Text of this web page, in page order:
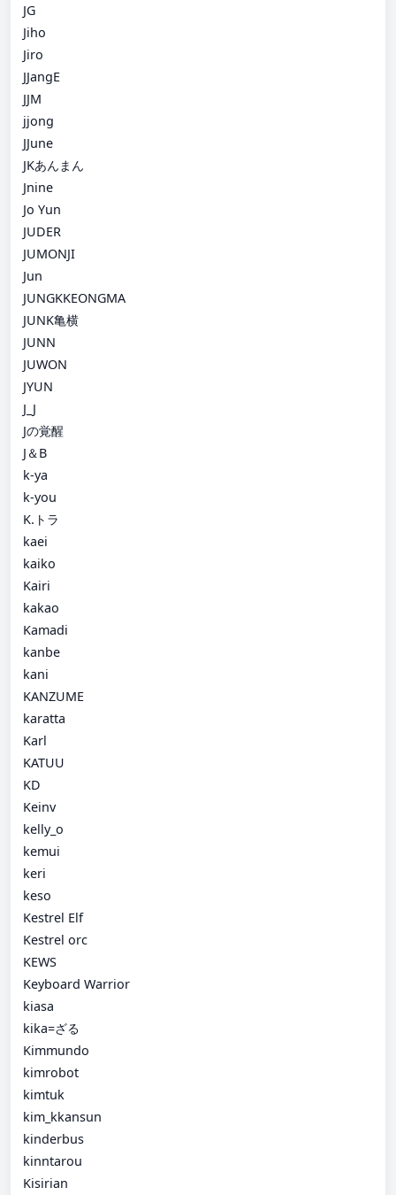
JG
Jiho
Jiro
JJangE
JJM
jjong
JJune
JKあんまん
Jnine
Jo Yun
JUDER
JUMONJI
Jun
JUNGKKEONGMA
JUNK亀横
JUNN
JUWON
JYUN
J_J
Jの覚醒
J＆B
k-ya
k-you
K.トラ
kaei
kaiko
Kairi
kakao
Kamadi
kanbe
kani
KANZUME
karatta
Karl
KATUU
KD
Keinv
kelly_o
kemui
keri
keso
Kestrel Elf
Kestrel orc
KEWS
Keyboard Warrior
kiasa
kika=ざる
Kimmundo
kimrobot
kimtuk
kim_kkansun
kinderbus
kinntarou
Kisirian